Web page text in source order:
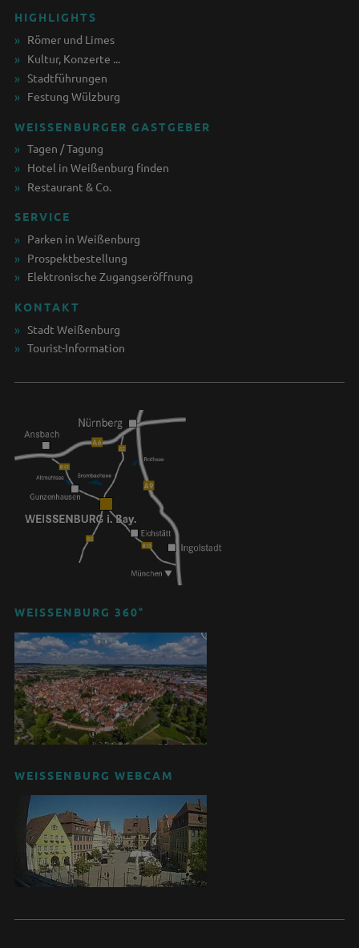
HIGHLIGHTS
Römer und Limes
Kultur, Konzerte ...
Stadtführungen
Festung Wülzburg
WEISSENBURGER GASTGEBER
Tagen / Tagung
Hotel in Weißenburg finden
Restaurant & Co.
SERVICE
Parken in Weißenburg
Prospektbestellung
Elektronische Zugangseröffnung
KONTAKT
Stadt Weißenburg
Tourist-Information
WEISSENBURG 360°
WEISSENBURG WEBCAM